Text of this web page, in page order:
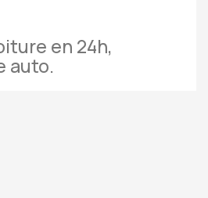
en 24h,
auto.